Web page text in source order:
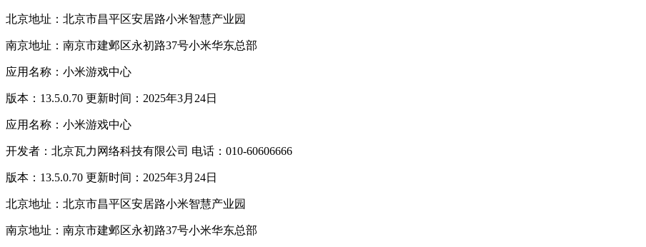
北京地址：北京市昌平区安居路小米智慧产业园
南京地址：南京市建邺区永初路37号小米华东总部
应用名称：小米游戏中心
版本：13.5.0.70 更新时间：2025年3月24日
应用名称：小米游戏中心
开发者：北京瓦力网络科技有限公司 电话：010-60606666
版本：13.5.0.70 更新时间：2025年3月24日
北京地址：北京市昌平区安居路小米智慧产业园
南京地址：南京市建邺区永初路37号小米华东总部